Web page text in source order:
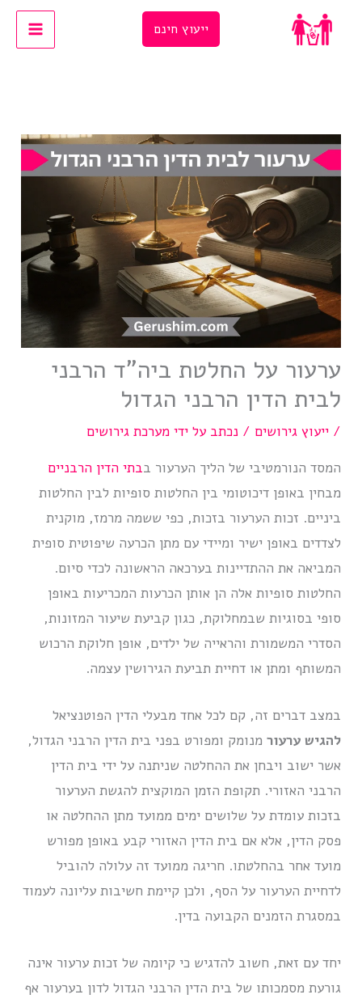
ייעוץ חינם
ערעור על החלטת ביה”ד הרבני
לבית הדין הרבני הגדול
/ייעוץ גירושים / נכתב על ידימערכת גירושים
המסד הנורמטיבי של הליך הערעור בבתי הדין הרבניים
מבחין באופן דיכוטומי בין החלטות סופיות לבין החלטות
ביניים. זכות הערעור בזכות, כפי ששמה מרמז, מוקנית
לצדדים באופן ישיר ומיידי עם מתן הכרעה שיפוטית סופית
המביאה את ההתדיינות בערכאה הראשונה לכדי סיום.
החלטות סופיות אלה הן אותן הכרעות המכריעות באופן
סופי בסוגיות שבמחלוקת, כגון קביעת שיעור המזונות,
הסדרי המשמורת והראייה של ילדים, אופן חלוקת הרכוש
המשותף ומתן או דחיית תביעת הגירושין עצמה.
במצב דברים זה, קם לכל אחד מבעלי הדין הפוטנציאל
להגיש ערעור מנומק ומפורט בפני בית הדין הרבני הגדול,
אשר ישוב ויבחן את ההחלטה שניתנה על ידי בית הדין
הרבני האזורי. תקופת הזמן המוקצית להגשת הערעור
בזכות עומדת על שלושים ימים ממועד מתן ההחלטה או
פסק הדין, אלא אם בית הדין האזורי קבע באופן מפורש
מועד אחר בהחלטתו. חריגה ממועד זה עלולה להוביל
לדחיית הערעור על הסף, ולכן קיימת חשיבות עליונה לעמוד
במסגרת הזמנים הקבועה בדין.
יחד עם זאת, חשוב להדגיש כי קיומה של זכות ערעור אינה
גורעת מסמכותו של בית הדין הרבני הגדול לדון בערעור אף